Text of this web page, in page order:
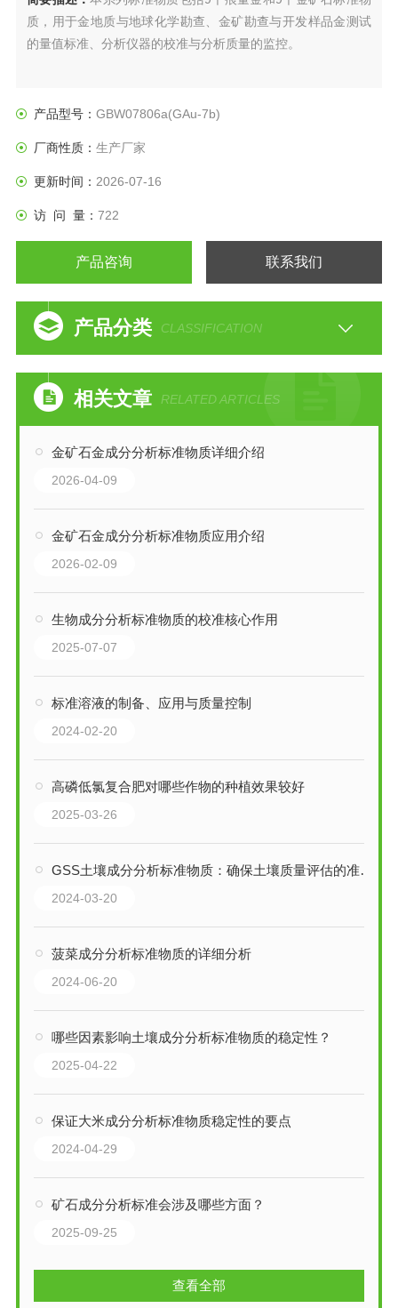
质，用于金地质与地球化学勘查、金矿勘查与开发样品金测试
的量值标准、分析仪器的校准与分析质量的监控。
产品型号： GBW07806a(GAu-7b)
厂商性质： 生产厂家
更新时间： 2026-07-16
访 问 量： 722
产品咨询 联系我们
产品分类 CLASSIFICATION
相关文章 RELATED ARTICLES
金矿石金成分分析标准物质详细介绍
2026-04-09
金矿石金成分分析标准物质应用介绍
2026-02-09
生物成分分析标准物质的校准核心作用
2025-07-07
标准溶液的制备、应用与质量控制
2024-02-20
高磷低氯复合肥对哪些作物的种植效果较好
2025-03-26
GSS土壤成分分析标准物质：确保土壤质量评估的准确性
2024-03-20
菠菜成分分析标准物质的详细分析
2024-06-20
哪些因素影响土壤成分分析标准物质的稳定性？
2025-04-22
保证大米成分分析标准物质稳定性的要点
2024-04-29
矿石成分分析标准会涉及哪些方面？
2025-09-25
查看全部